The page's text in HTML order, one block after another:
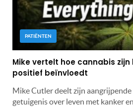
PATIËNTEN
Mike vertelt hoe cannabis
positief beïnvloedt
Mike Cutler deelt zijn
getuigenis over leven met kanker